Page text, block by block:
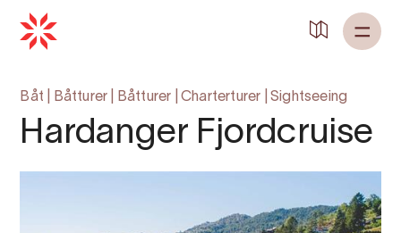
Båt Båtturer Båtturer |Charterturer |Sightseeing
Hardanger Fjordcruise